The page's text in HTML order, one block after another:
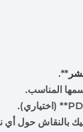
**.
المناسب.
بالنقاش حول